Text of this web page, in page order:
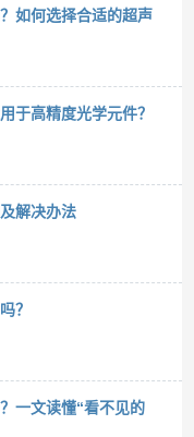
如何选择合适的超声
于高精度光学元件？
解决办法
？
一文读懂“看不见的